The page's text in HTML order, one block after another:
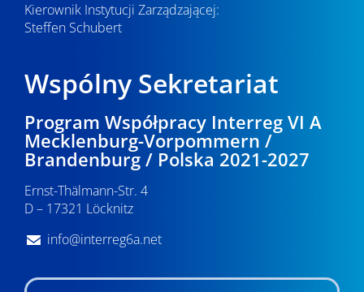
Kierownik Instytucji Zarządzającej:
Steffen Schubert
Wspólny Sekretariat
Program Współpracy Interreg VI A
Mecklenburg-Vorpommern /
Brandenburg / Polska 2021-2027
Ernst-Thälmann-Str. 4
D – 17321 Löcknitz
info@interreg6a.net